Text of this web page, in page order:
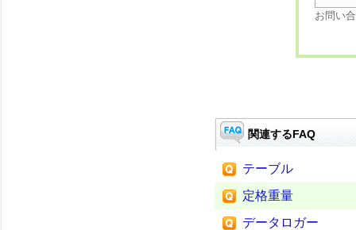
お問い
関連するFAQ
テーブル
定格重量
データロガー